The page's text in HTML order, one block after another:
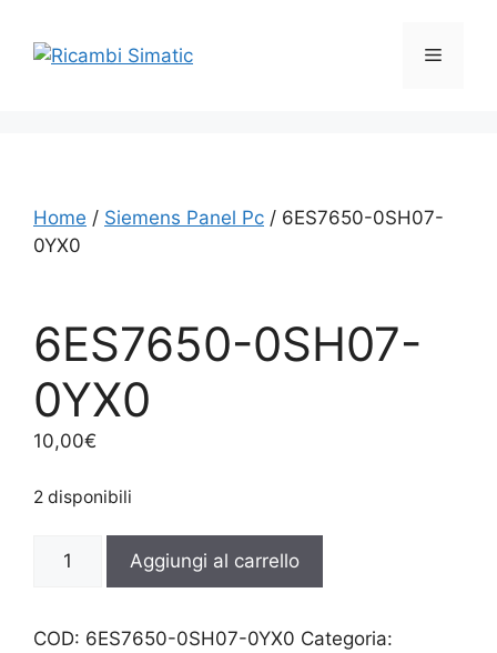
contenuto
Menu
Home / Siemens Panel Pc / 6ES7650-0SH07-
0YX0
6ES7650-0SH07-
0YX0
10,00€
2 disponibili
0SH07-
quantità
Aggiungi al carrello
COD: 6ES7650-0SH07-0YX0 Categoria: